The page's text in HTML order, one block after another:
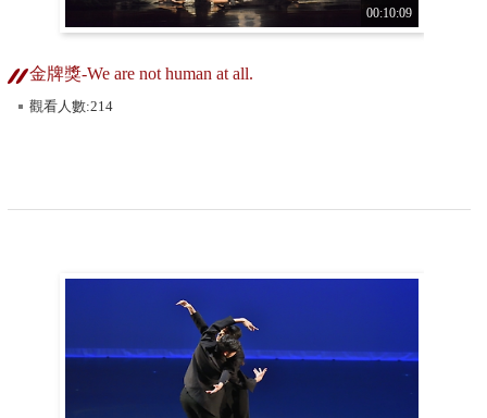
00:10:09
金牌獎-We are not human at all.
觀看人數:214